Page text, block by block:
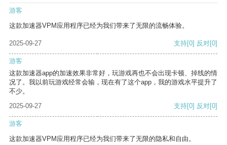
游客
这款加速器VPM应用程序已经为我们带来了无限的流畅体验。
2025-09-27 支持[0] 反对[0]
游客
这款加速器app的加速效果非常好，玩游戏再也不会出现卡顿、掉线的情
况了。我以前玩游戏经常会输，现在有了这个app，我的游戏水平提升了
不少。
2025-09-27
支持[0] 反对[0]
游客
这款加速器VPM应用程序已经为我们带来了无限的隐私和自由。